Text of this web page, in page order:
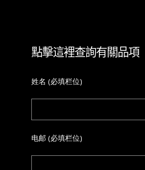
點擊這裡查詢有關品項
姓名 (必填栏位)
电邮 (必填栏位)